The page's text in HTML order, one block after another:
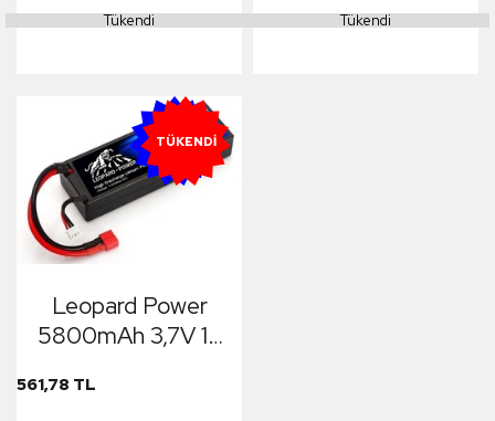
Tükendi Tükendi
YENI
TÜKENDI
Leopard Power
5800mAh 3,7V 1S
Batarya
561,78 TL